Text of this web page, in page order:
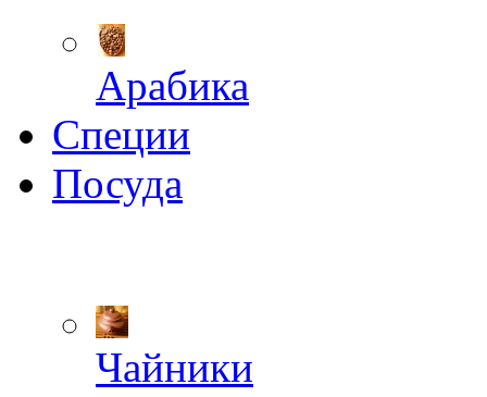
Арабика
Специи
Посуда
Чайники